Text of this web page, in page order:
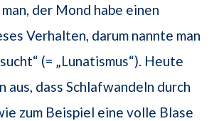
der Mond habe einen
Verhalten, darum nannte man
(= „Lunatismus“). Heute
aus, dass Schlafwandeln durch
zum Beispiel eine volle Blase